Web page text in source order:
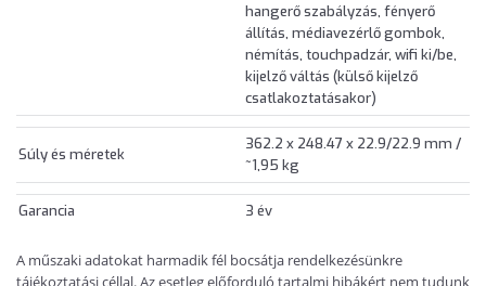
hangerő szabályzás, fényerő
állítás, médiavezérlő gombok,
némítás, touchpadzár, wifi ki/be,
kijelző váltás (külső kijelző
csatlakoztatásakor)
Súly és méretek
362.2 x 248.47 x 22.9/22.9 mm /
~1,95 kg
Garancia 3 év
A műszaki adatokat harmadik fél bocsátja rendelkezésünkre
tájékoztatási céllal. Az esetleg előforduló tartalmi hibákért nem tudunk